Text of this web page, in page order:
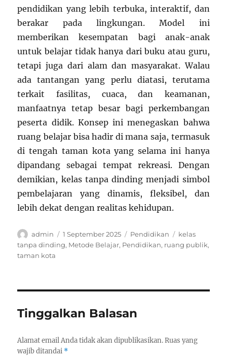
pendidikan yang lebih terbuka, interaktif, dan
berakar pada lingkungan. Model ini
memberikan kesempatan bagi anak-anak
untuk belajar tidak hanya dari buku atau guru,
tetapi juga dari alam dan masyarakat. Walau
ada tantangan yang perlu diatasi, terutama
terkait fasilitas, cuaca, dan keamanan,
manfaatnya tetap besar bagi perkembangan
peserta didik. Konsep ini menegaskan bahwa
ruang belajar bisa hadir di mana saja, termasuk
di tengah taman kota yang selama ini hanya
dipandang sebagai tempat rekreasi. Dengan
demikian, kelas tanpa dinding menjadi simbol
pembelajaran yang dinamis, fleksibel, dan
lebih dekat dengan realitas kehidupan.
Author
admin
Posted
on
1 September 2025 Categories
Pendidikan Tags
kelas
tanpa dinding, Metode Belajar, Pendidikan, ruang publik,
taman kota
Tinggalkan Balasan
Alamat email Anda tidak akan dipublikasikan. Ruas yang
wajib ditandai *